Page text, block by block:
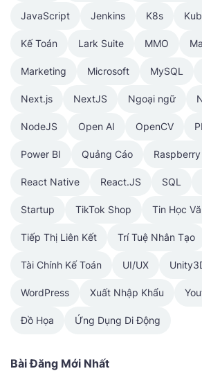
JavaScript Jenkins K8s
Kế Toán Lark Suite MMO
Marketing Microsoft MySQL
Next.js NextJS Ngoại ngữ
NodeJS Open AI OpenCV
Power BI Quảng Cáo
React Native React.JS SQL
Startup TikTok Shop Tin Học
Tiếp Thị Liên Kết Trí Tuệ Nhân Tạo
Tài Chính Kế Toán UI/UX
WordPress Xuất Nhập Khẩu
Đồ Họa Ứng Dụng Di Động
Bài Đăng Mới Nhất